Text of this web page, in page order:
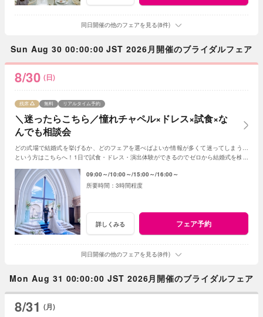
同日開催の他のフェアを見る(8件)
Sun Aug 30 00:00:00 JST 2026月開催のブライダルフェア
8/30 (日)
＼迷ったらこちら／憧れチャペル×ドレス×試食×な
んでも相談会
残席 無料 リアルタイム予約
どの式場で結婚式を挙げるか、どのフェアを選べばよいか情報が多くて迷ってしまう…
という方はこちらへ！1日で試食・ドレス・演出体験ができるのでゼロから結婚式を検討
09:00～ 10:00～ 15:00～ 16:00～
3時間程度
詳しくみる フェア予約
同日開催の他のフェアを見る(8件)
Mon Aug 31 00:00:00 JST 2026月開催のブライダルフェア
8/31 (月)